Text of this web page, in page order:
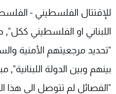
للإقتتال الفلسطيني -
اللبناني او الفلسطيني ككل",
"تحديد مرجعيتهم الأمنية
بينهم وبين الدولة
"الفصائل لم تتوصل الى هذا